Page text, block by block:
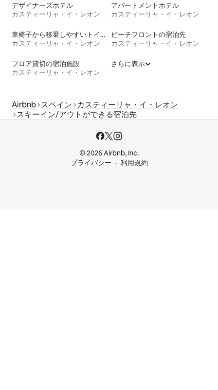
デザイナーズホテル
カスティーリャ・イ・レオン
アパートメントホテル
カスティーリャ・イ・レオン
車椅子から移乗しやすいトイレ付きの宿泊施設
カスティーリャ・イ・レオン
ビーチフロントの宿泊先
カスティーリャ・イ・レオン
フロア貸切の宿泊施設
カスティーリャ・イ・レオン
さらに表示
Airbnb スペイン
カスティーリャ・イ・レオン
スキーイン/アウトができる宿泊先
© 2026 Airbnb, Inc.
プライバシー
利用規約